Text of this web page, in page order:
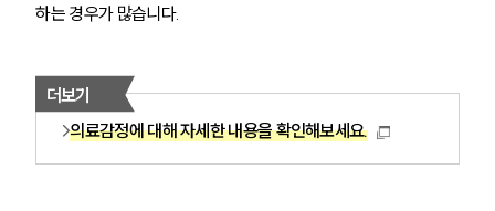
하는 경우가 많습니다.
더보기
의료감정에 대해 자세한 내용을 확인해보세요.